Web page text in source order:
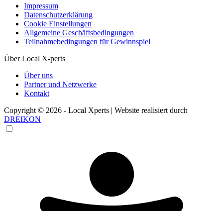
Impressum
Datenschutzerklärung
Cookie Einstellungen
Allgemeine Geschäftsbedingungen
Teilnahmebedingungen für Gewinnspiel
Über Local X-perts
Über uns
Partner und Netzwerke
Kontakt
Copyright © 2026 - Local Xperts | Website realisiert durch
DREIKON